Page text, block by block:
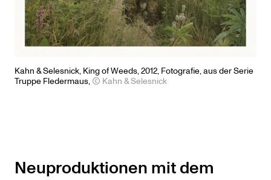
Kahn & Selesnick, Kingof Weeds, 2012, Fotografie, aus der Serie
Truppe Fledermaus, Kahn & Selesnick
Neuproduktionen mit dem